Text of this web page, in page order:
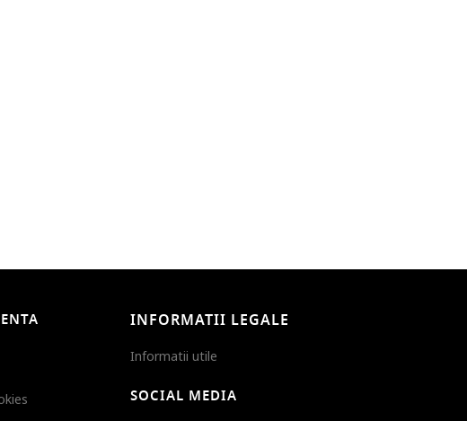
INFORMATII LEGALE
Informatii utile
SOCIAL MEDIA